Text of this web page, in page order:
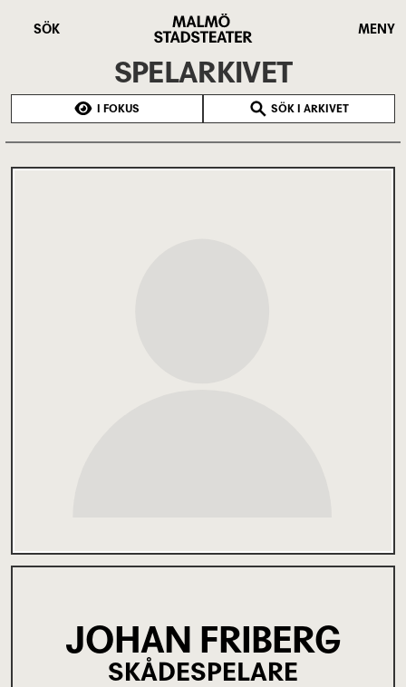
SÖK
Stadsteater
MENY
SPELARKIVET
I FOKUS SÖK I ARKIVET
JOHAN FRIBERG
SKÅDESPELARE